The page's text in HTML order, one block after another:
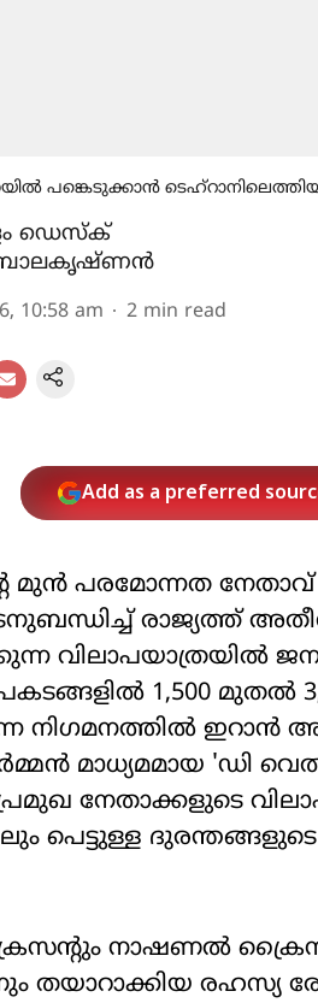
പങ്കെടുക്കാന്‍
ഡെസ്ക്
ബാലകൃഷ്ണൻ
10:58 am 2 min read
Add as a preferred
മുന്‍ പരമോന്നത
രാജ്യത്ത്
വിലാപയാത്രയില്‍
1,500 മുതല്‍
നിഗമനത്തില്‍
മാധ്യമമായ 'ഡി
നേതാക്കളുടെ
പെട്ടുള്ള
നാഷണല്‍
രഹസ്യ